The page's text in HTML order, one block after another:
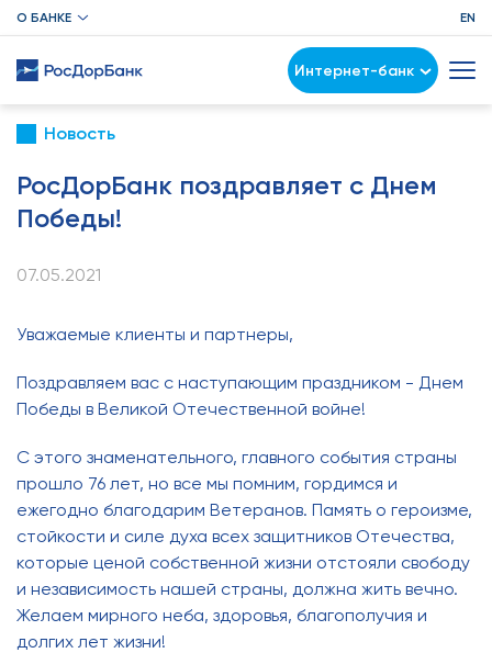
О БАНКЕ EN
Интернет-банк
Новость
РосДорБанк поздравляет с Днем
Победы!
07.05.2021
Уважаемые клиенты и партнеры,
Поздравляем вас с наступающим праздником - Днем
Победы в Великой Отечественной войне!
С этого знаменательного, главного события страны
прошло 76 лет, но все мы помним, гордимся и
ежегодно благодарим Ветеранов. Память о героизме,
стойкости и силе духа всех защитников Отечества,
которые ценой собственной жизни отстояли свободу
и независимость нашей страны, должна жить вечно.
Желаем мирного неба, здоровья, благополучия и
долгих лет жизни!